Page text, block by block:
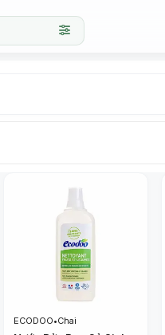
ECODOO•Chai